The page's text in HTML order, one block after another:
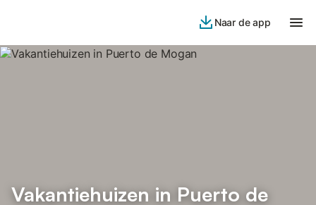
Naar de app
Vakantiehuizen in Puerto de